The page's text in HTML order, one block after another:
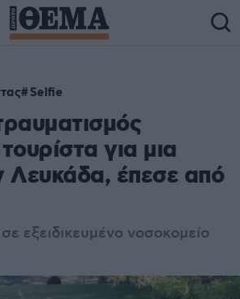
Selfie
για μια
Λευκάδα, έπεσε από
εξειδικευμένο νοσοκομείο